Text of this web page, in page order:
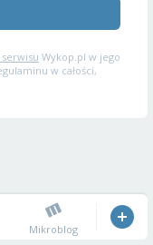
Wykop.pl w jego
w całości,
Mikroblog